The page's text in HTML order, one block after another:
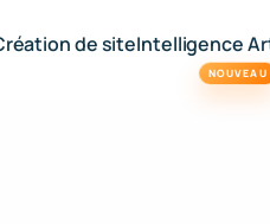
de siteIntelligence
NOUVEAU